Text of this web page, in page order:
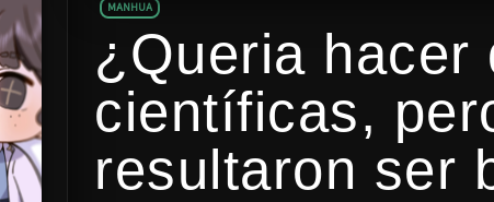
MANHUA
¿Queria hacer
científicas,
resultaron ser